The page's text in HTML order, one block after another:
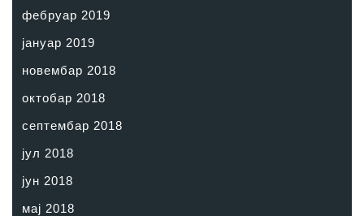
фебруар 2019
јануар 2019
новембар 2018
октобар 2018
септембар 2018
јул 2018
јун 2018
мај 2018